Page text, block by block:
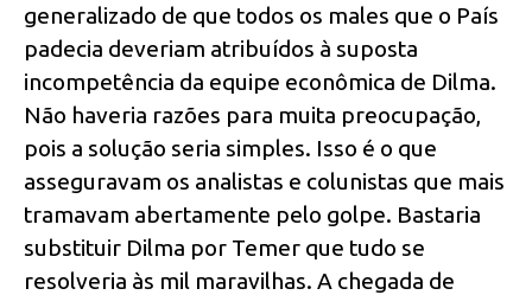
generalizado de que todos os males que o País
padecia deveriam atribuídos à suposta
incompetência da equipe econômica de Dilma.
Não haveria razões para muita preocupação,
pois a solução seria simples. Isso é o que
asseguravam os analistas e colunistas que mais
tramavam abertamente pelo golpe. Bastaria
substituir Dilma por Temer que tudo se
resolveria às mil maravilhas. A chegada de